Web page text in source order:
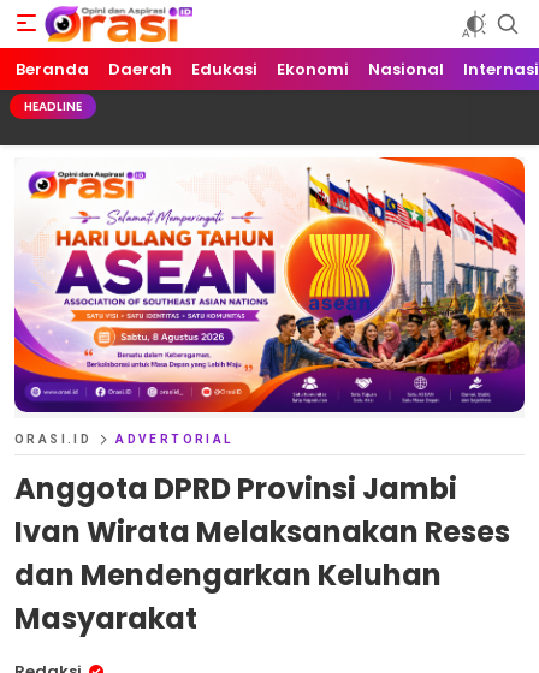
Orasi.ID
Opini dan Aspirasi!
Beranda Daerah Edukasi Ekonomi Nasional
HEADLINE
ORASI.ID ADVERTORIAL
Anggota DPRD Provinsi Jambi
Ivan Wirata Melaksanakan Reses
dan Mendengarkan Keluhan
Masyarakat